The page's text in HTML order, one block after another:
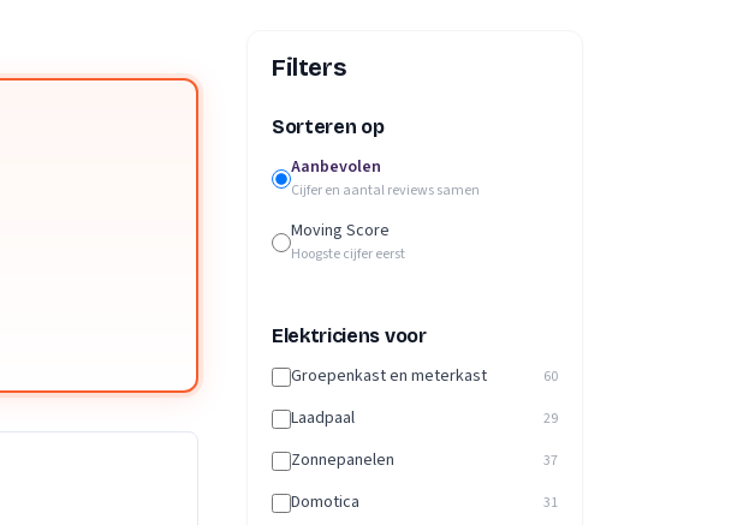
Filters
Sorteren op
Aanbevolen
Cijfer en aantal reviews samen
Moving Score
Hoogste cijfer eerst
Elektriciens voor
Groepenkast en meterkast 60
Laadpaal 29
Zonnepanelen 37
Domotica 31